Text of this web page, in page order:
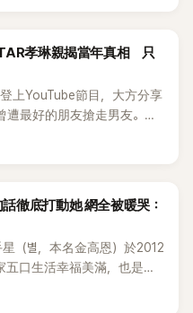
去曾是SHINee、NCT等偶
孝琳親揭當年真相 只
上YouTube節目，大方分享
遭最好的朋友搶走男友。她
樣的事情現在再發生，「我
徹底打動她 網全被暖哭：
（별，本名金高恩）於2012
口生活幸福美滿，也是韓
首度公開當年決定嫁給